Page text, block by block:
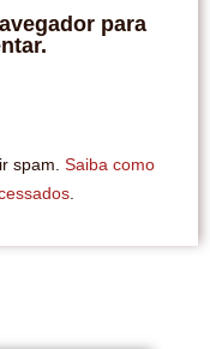
para
spam. Saiba como